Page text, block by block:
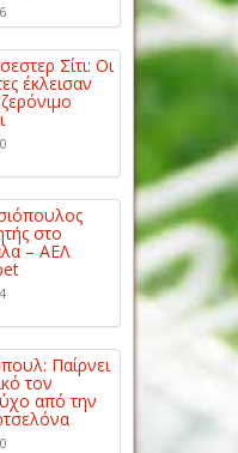
Σίτι: Οι
έκλεισαν
στο
– ΑΕΛ
Παίρνει
τον
από την